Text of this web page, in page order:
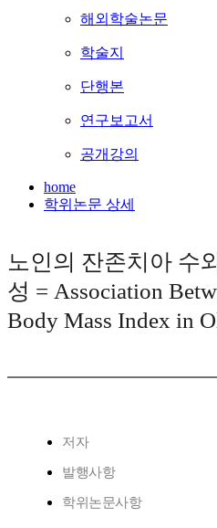
해외학술논문
학술지
단행본
연구보고서
공개강의
home
학위논문 상세
노인의 잔존치아 수
성 = Association
Body Mass Index in
저자
발행사항
학위논문사항